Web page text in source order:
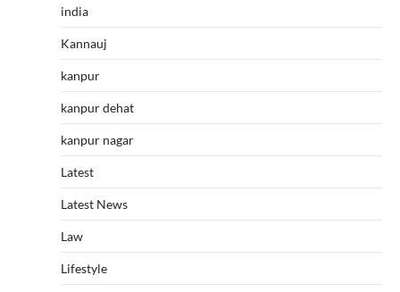
india
Kannauj
kanpur
kanpur dehat
kanpur nagar
Latest
Latest News
Law
Lifestyle